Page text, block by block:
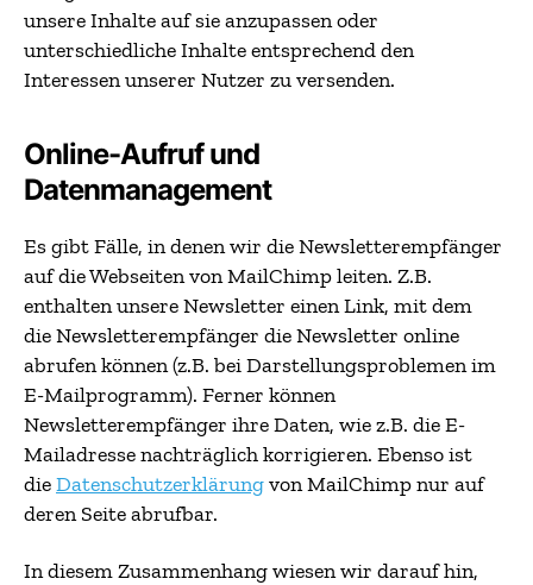
unsere Inhalte auf sie anzupassen oder
unterschiedliche Inhalte entsprechend den
Interessen unserer Nutzer zu versenden.
Online-Aufruf und
Datenmanagement
Es gibt Fälle, in denen wir die Newsletterempfänger
auf die Webseiten von MailChimp leiten. Z.B.
enthalten unsere Newsletter einen Link, mit dem
die Newsletterempfänger die Newsletter online
abrufen können (z.B. bei Darstellungsproblemen im
E-Mailprogramm). Ferner können
Newsletterempfänger ihre Daten, wie z.B. die E-
Mailadresse nachträglich korrigieren. Ebenso ist
dieDatenschutzerklärungvon MailChimp nur auf
deren Seite abrufbar.
In diesem Zusammenhang wiesen wir darauf hin,